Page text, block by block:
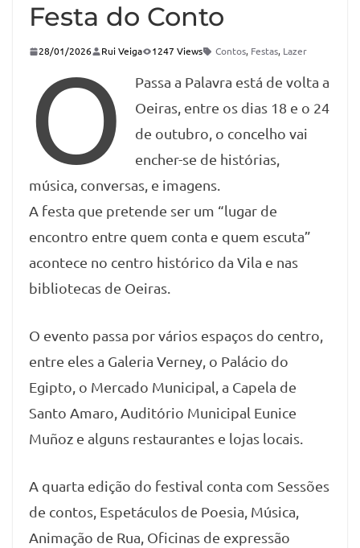
Festa do Conto
28/01/2026 Rui Veiga 1247 Views Contos, Festas, Lazer
O
Passa a Palavra está de volta a
Oeiras, entre os dias 18 e o 24
de outubro, o concelho vai
encher-se de histórias,
música, conversas, e imagens.
A festa que pretende ser um “lugar de
encontro entre quem conta e quem escuta”
acontece no centro histórico da Vila e nas
bibliotecas de Oeiras.
O evento passa por vários espaços do centro,
entre eles a Galeria Verney, o Palácio do
Egipto, o Mercado Municipal, a Capela de
Santo Amaro, Auditório Municipal Eunice
Muñoz e alguns restaurantes e lojas locais.
A quarta edição do festival conta com Sessões
de contos, Espetáculos de Poesia, Música,
Animação de Rua, Oficinas de expressão